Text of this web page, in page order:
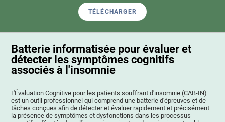
TÉLÉCHARGER
Batterie informatisée pour évaluer et
détecter les symptômes cognitifs
associés à l'insomnie
L'Évaluation Cognitive pour les patients souffrant d'insomnie (CAB-IN)
est un outil professionnel qui comprend une batterie d'épreuves et de
tâches conçues afin de détecter et évaluer rapidement et précisément
la présence de symptômes et dysfonctions dans les processus